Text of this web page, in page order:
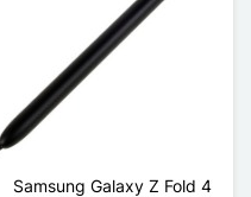
Samsung Galaxy Z Fold 4